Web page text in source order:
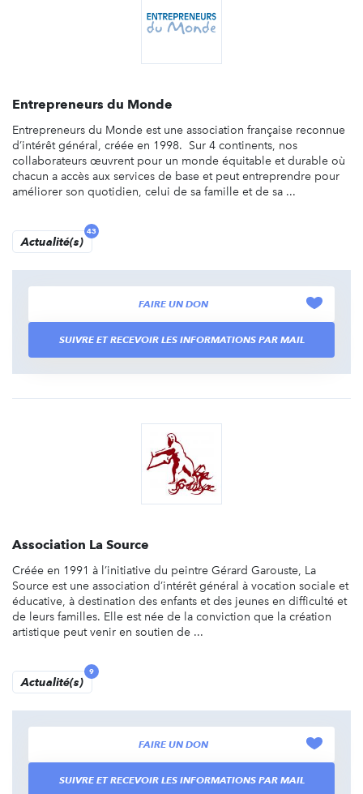
Entrepreneurs du Monde
Entrepreneurs du Monde est une association française reconnue
d’intérêt général, créée en 1998. Sur 4 continents, nos
collaborateurs œuvrent pour un monde équitable et durable où
chacun a accès aux services de base et peut entreprendre pour
améliorer son quotidien, celui de sa famille et de sa ...
Actualité(s)
43
FAIRE UN DON
SUIVRE ET RECEVOIR LES INFORMATIONS PAR MAIL
Association La Source
Créée en 1991 à l’initiative du peintre Gérard Garouste, La
Source est une association d’intérêt général à vocation sociale et
éducative, à destination des enfants et des jeunes en difficulté et
de leurs familles. Elle est née de la conviction que la création
artistique peut venir en soutien de ...
Actualité(s)
9
FAIRE UN DON
SUIVRE ET RECEVOIR LES INFORMATIONS PAR MAIL